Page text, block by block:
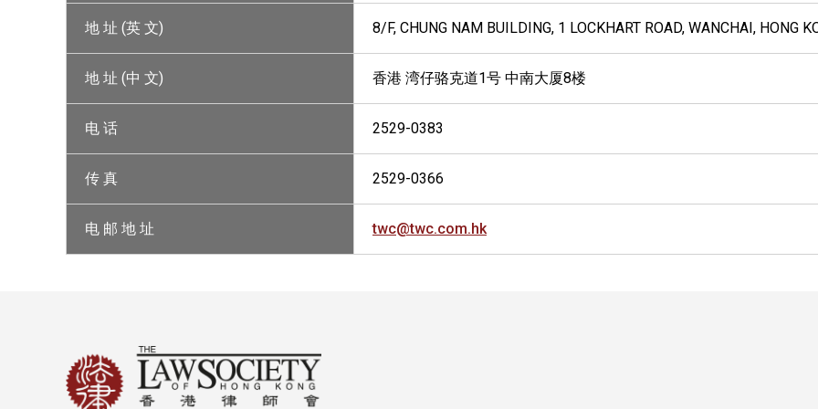
地 址 (英 文) 8/F, CHUNG NAM BUILDING, 1 LOCKHART ROAD, WANCHAI, HONG
地 址 (中 文) 香港 湾仔骆克道1号 中南大厦8楼
电 话 2529-0383
传 真 2529-0366
电 邮 地 址 twc@twc.com.hk